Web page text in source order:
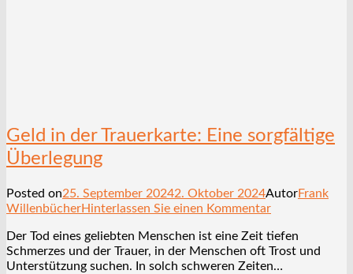
Geld in der Trauerkarte: Eine sorgfältige
Überlegung
Posted on25. September 20242. Oktober 2024AutorFrank
WillenbücherHinterlassen Sie einen Kommentar
Der Tod eines geliebten Menschen ist eine Zeit tiefen
Schmerzes und der Trauer, in der Menschen oft Trost und
Unterstützung suchen. In solch schweren Zeiten…